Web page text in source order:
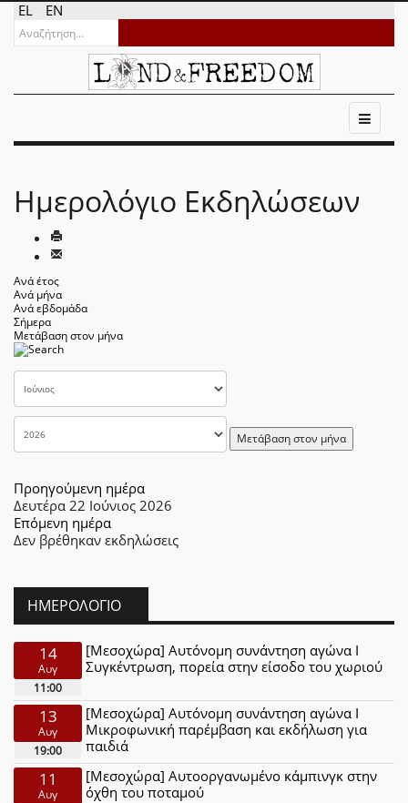
EL EN
Ημερολόγιο Εκδηλώσεων
Ανά έτος
Ανά μήνα
Ανά εβδομάδα
Σήμερα
Μετάβαση στον μήνα
Μετάβαση στον μήνα
Προηγούμενη ημέρα
Δευτέρα 22 Ιούνιος 2026
Επόμενη ημέρα
Δεν βρέθηκαν εκδηλώσεις
ΗΜΕΡΟΛΌΓΙΟ
14
Αυγ
11:00
[Μεσοχώρα] Αυτόνομη συνάντηση αγώνα Ι
Συγκέντρωση, πορεία στην είσοδο του χωριού
13
Αυγ
19:00
[Μεσοχώρα] Αυτόνομη συνάντηση αγώνα Ι
Μικροφωνική παρέμβαση και εκδήλωση για
παιδιά
11
Αυγ
[Μεσοχώρα] Αυτοοργανωμένο κάμπινγκ στην
όχθη του ποταμού